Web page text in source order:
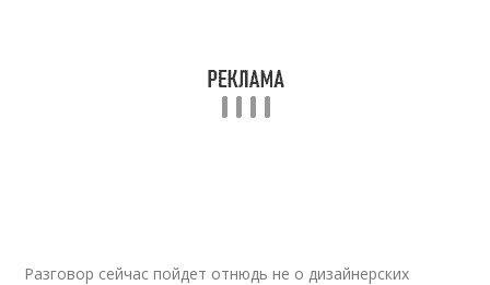
Разговор сейчас пойдет отнюдь не о дизайнерских